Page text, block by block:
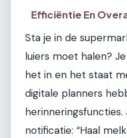
Efficiëntie En
Sta je in de
luiers moet halen?
het in en het staat
digitale planners
notificatie: “Haal